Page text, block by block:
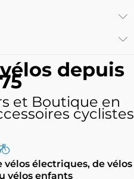
depuis
et Boutique en
cyclistes
vélos électriques, de vélos
vélos enfants